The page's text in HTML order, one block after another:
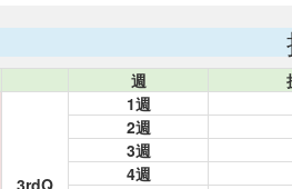
週
3rdQ
1週
2週
3週
4週